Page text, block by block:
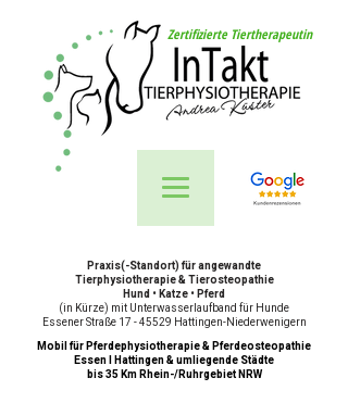
Zertifizierte Tiertherapeutin
Praxis(-Standort) für angewandte
Tierphysiotherapie & Tierosteopathie
Hund • Katze • Pferd
(in Kürze) mit Unterwasserlaufband für Hunde
Essener Straße 17 - 45529 Hattingen-Niederwenigern
Mobil für Pferdephysiotherapie & Pferdeosteopathie
Essen I Hattingen & umliegende Städte
bis 35 Km Rhein-/Ruhrgebiet NRW